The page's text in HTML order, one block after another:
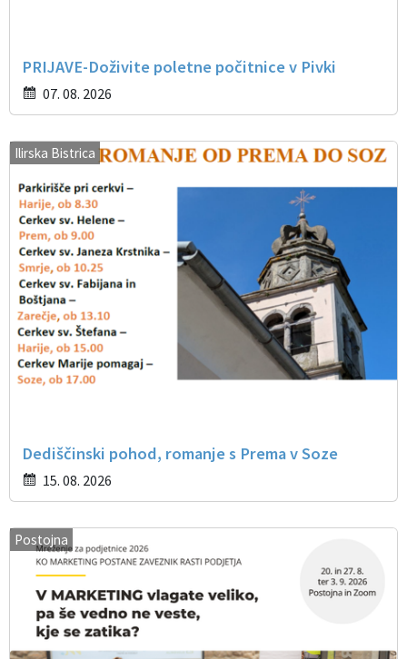
PRIJAVE-Doživite poletne počitnice v Pivki
07. 08. 2026
Ilirska Bistrica
Dediščinski pohod, romanje s Prema v Soze
15. 08. 2026
Postojna